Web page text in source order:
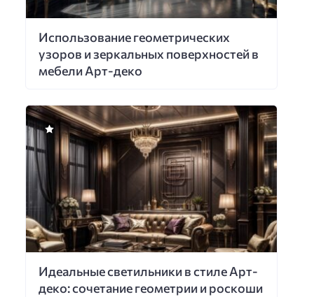
Использование геометрических
узоров и зеркальных поверхностей в
мебели Арт-деко
Идеальные светильники в стиле Арт-
деко: сочетание геометрии и роскоши